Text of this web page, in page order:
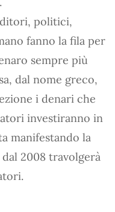
politici,
fanno la fila per
sempre più
dal nome greco,
i denari che
investiranno in
manifestando la
2008 travolgerà